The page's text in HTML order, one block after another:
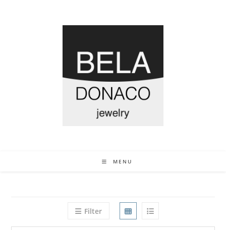
MENU
Filter